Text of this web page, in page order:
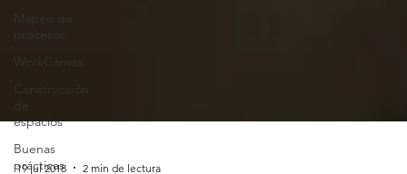
Mapeo de
procesos
WorkCanvas
Construcción
de
espacios
Buenas
prácticas